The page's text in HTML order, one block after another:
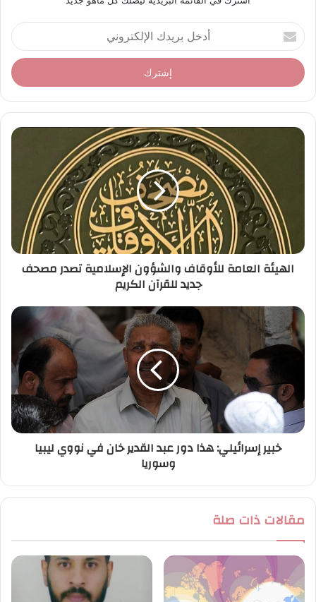
أ
د
خ
ل
ر
د
ر
الهيئة العامة للأوقاف والشؤون الإسلامية تصدر مصحف
جديد للقرآن الكريم
خبير إسرائيلي: هذا دور عبد القدير خان في نووي ليبيا
وسوريا
مقالات ذات صلة